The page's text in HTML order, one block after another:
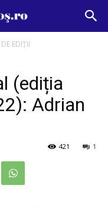
EDIȚII
(ediția
Adrian
1
421